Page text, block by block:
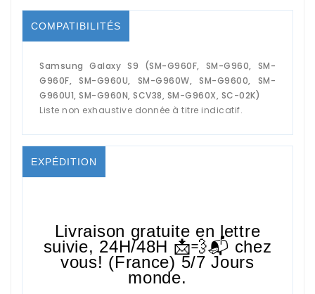
COMPATIBILITÉS
Samsung Galaxy S9 (SM-G960F, SM-G960, SM-
G960F, SM-G960U, SM-G960W, SM-G9600, SM-
G960U1, SM-G960N, SCV38, SM-G960X, SC-02K)
Liste non exhaustive donnée à titre indicatif.
EXPÉDITION
Livraison gratuite en lettre
suivie, 24H/48H 📩💨📬 chez
vous! (France) 5/7 Jours
monde.